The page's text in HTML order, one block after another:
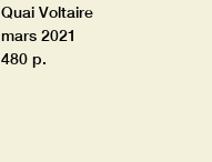
Quai Voltaire
mars 2021
480 p.